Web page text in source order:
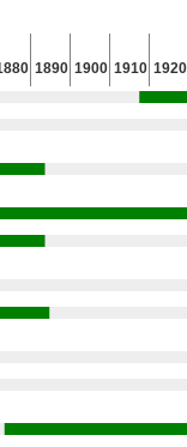
1890 1900 1910 1920